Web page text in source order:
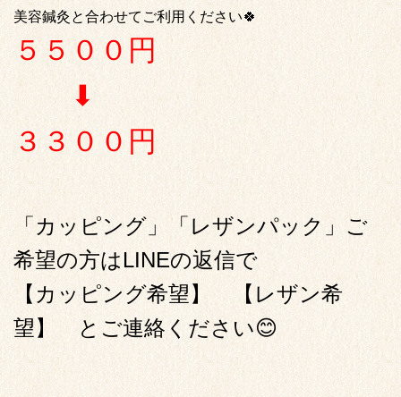
美容鍼灸と合わせてご利用ください🍀
５５００円
⬇︎
３３００円
「カッピング」「レザンパック」ご
希望の方はLINEの返信で
【カッピング希望】 【レザン希
望】 とご連絡ください😊